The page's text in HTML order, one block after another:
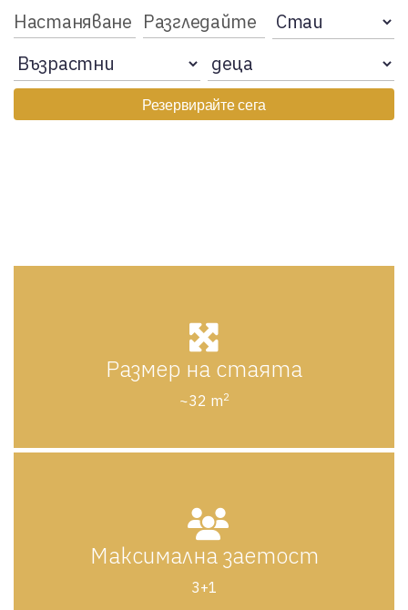
Резервирайте сега
Размер на стаята
~32 m2
Максимална заетост
3+1